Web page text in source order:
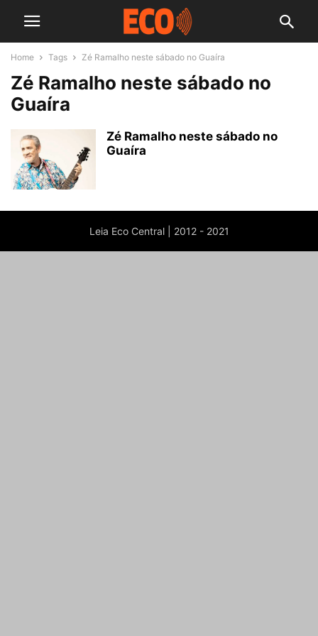
Home Tags Zé Ramalho neste sábado no Guaíra
Zé Ramalho neste sábado no
Guaíra
Zé Ramalho neste sábado no
Guaíra
Leia Eco Central | 2012 - 2021